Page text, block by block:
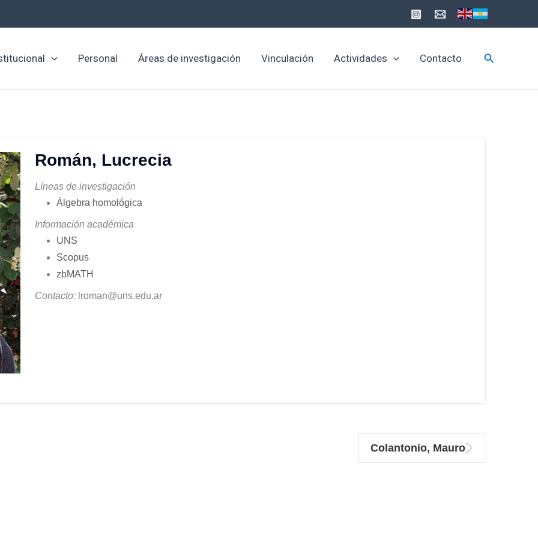
Personal Áreas de investigación Vinculación Actividades Contacto Buscar
Román, Lucrecia
Líneas de investigación
Álgebra homológica
Información académica
UNS
Scopus
zbMATH
Contacto: lroman@uns.edu.ar
Colantonio, Mauro